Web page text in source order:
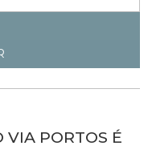
VIA PORTOS É